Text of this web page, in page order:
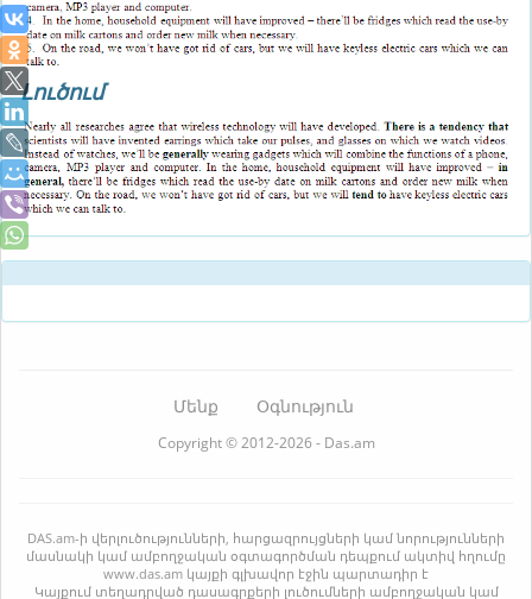
Լուծում
Մենք Օգնություն
Copyright © 2012-2026 - Das.am
DAS.am-ի վերլուծությունների, հարցազրույցների կամ նորությունների
մասնակի կամ ամբողջական օգտագործման դեպքում ակտիվ հղումը
www.das.am կայքի գլխավոր էջին պարտադիր է
Կայքում տեղադրված դասագրքերի լուծումների ամբողջական կամ